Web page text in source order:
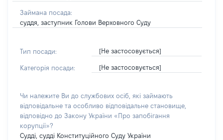
Займана посада:
суддя, заступник Голови Верховного Суду
Тип посади: [Не застосовується]
Категорія посади: [Не застосовується]
Чи належите Ви до службових осіб, які займають
відповідальне та особливо відповідальне становище,
відповідно до Закону України «Про запобігання
корупції»?
Судді, судді Конституційного Суду України